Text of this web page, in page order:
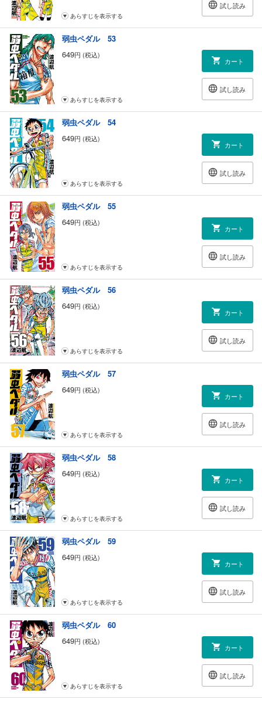
試し読み
あらすじを表示する
弱虫ペダル 53
649円 (税込)
カート
試し読み
あらすじを表示する
弱虫ペダル 54
649円 (税込)
カート
試し読み
あらすじを表示する
弱虫ペダル 55
649円 (税込)
カート
試し読み
あらすじを表示する
弱虫ペダル 56
649円 (税込)
カート
試し読み
あらすじを表示する
弱虫ペダル 57
649円 (税込)
カート
試し読み
あらすじを表示する
弱虫ペダル 58
649円 (税込)
カート
試し読み
あらすじを表示する
弱虫ペダル 59
649円 (税込)
カート
試し読み
あらすじを表示する
弱虫ペダル 60
649円 (税込)
カート
試し読み
あらすじを表示する